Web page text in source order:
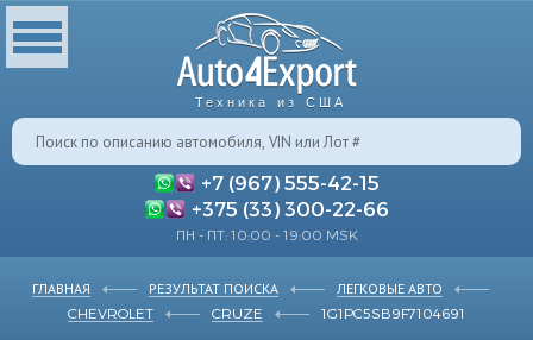
Техника из США
+7 (967) 555-42-15
+375 (33) 300-22-66
ПН - ПТ: 10:00 - 19:00 MSK
ГЛАВНАЯ РЕЗУЛЬТАТ ПОИСКА
ЛЕГКОВЫЕ АВТО
CHEVROLET
CRUZE 1G1PC5SB9F7104691